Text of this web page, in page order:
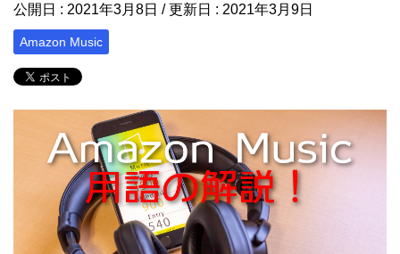
公開日 : 2021年3月8日 / 更新日 : 2021年3月9日
Amazon Music